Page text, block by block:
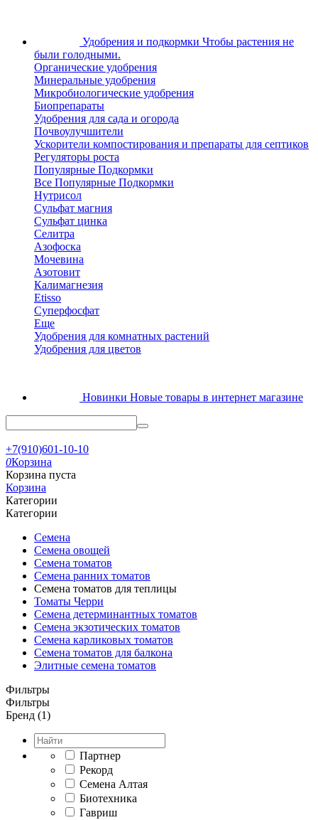
Удобрения и подкормки Чтобы растения не
были голодными.
Органические удобрения
Минеральные удобрения
Микробиологические удобрения
Биопрепараты
Удобрения для сада и огорода
Почвоулучшители
Ускорители компостирования и препараты для септиков
Регуляторы роста
Популярные Подкормки
Все Популярные Подкормки
Нутрисол
Сульфат магния
Сульфат цинка
Селитра
Азофоска
Мочевина
Азотовит
Калимагнезия
Etisso
Суперфосфат
Еще
Удобрения для комнатных растений
Удобрения для цветов
Новинки Новые товары в интернет магазине
+7(910)601-10-10
0Корзина
Корзина пуста
Корзина
Категории
Категории
Семена
Семена овощей
Семена томатов
Семена ранних томатов
Семена томатов для теплицы
Томаты Черри
Семена детерминантных томатов
Семена экзотических томатов
Семена карликовых томатов
Семена томатов для балкона
Элитные семена томатов
Фильтры
Фильтры
Бренд (1)
Партнер
Рекорд
Семена Алтая
Биотехника
Гавриш